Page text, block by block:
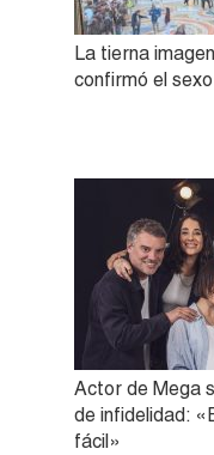
La tierna
confirmó el
Actor de Mega
de infidelidad:
fácil»